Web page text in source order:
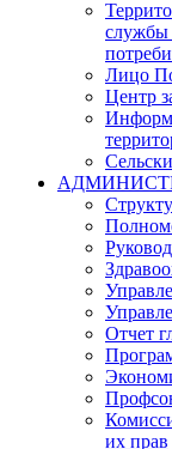
службы
Лицо
Центр
Отчет
их прав